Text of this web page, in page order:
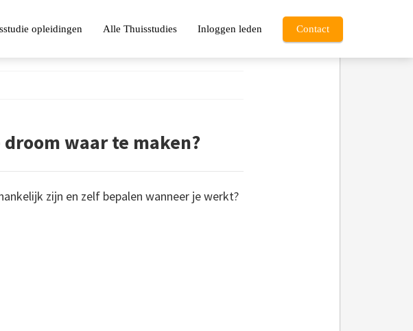
opleidingen Alle Thuisstudies Inloggen leden Contact
waar te maken?
zijn en zelf bepalen wanneer je werkt?